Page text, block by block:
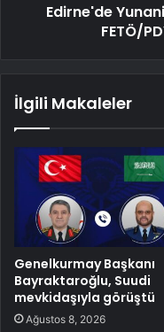
Edirne'de
FETÖ/
İlgili Makaleler
Genelkurmay Başkanı
Bayraktaroğlu, Suudi
mevkidaşıyla görüştü
Ağustos 8, 2026